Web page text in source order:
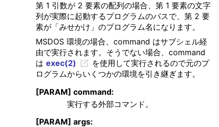
第 1 引数が 2 要素の配列の場合、第 1 要素の文字
列が実際に起動するプログラムのパスで、第 2 要
素が「みせかけ」のプログラム名になります。
MSDOS 環境の場合、command はサブシェル経
由で実行されます。そうでない場合、command
は exec(2)
を使用して実行されるので元のプ
ログラムからいくつかの環境を引き継ぎます。
[PARAM] command:
実行する外部コマンド。
[PARAM] args: